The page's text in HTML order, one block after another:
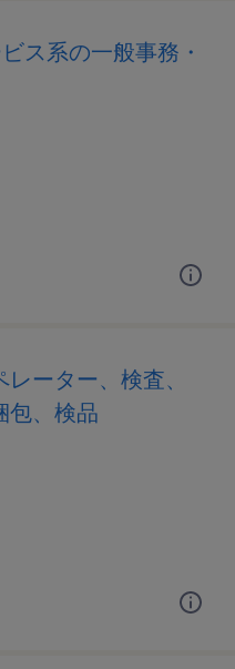
ス系の一般事務・
ーター、検査、
包、検品